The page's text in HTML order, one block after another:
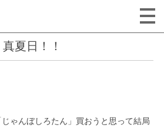
真夏日！！
ゃんぼしろたん」買おうと思って結局